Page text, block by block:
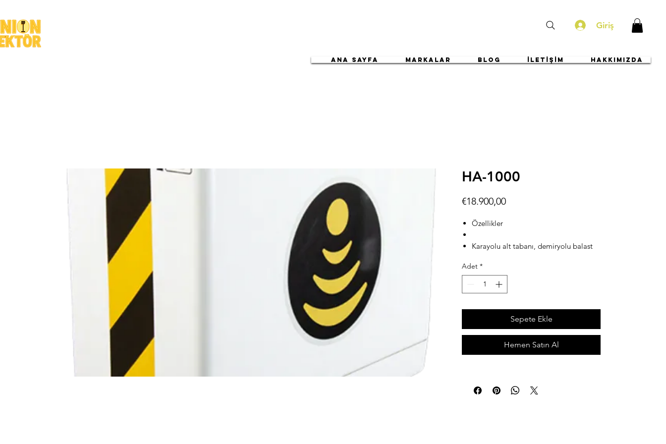
Giriş
ANA SAYFA Markalar BLOG İLETİŞİM HAKKIMIZDA
HA-1000
€18.900,00Fiyat
Özellikler
Karayolu alt tabanı, demiryolu balast
Teknik özellikler
Ağırlık - 6,5 kg
Frekans - 890MHz
Nüfuz derinliği - 1 metre
Düşük iletkenliğe sahip topraklarda
Adet *
Sepete Ekle
Hemen Satın Al